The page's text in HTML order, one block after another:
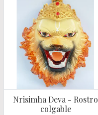
Nrisimha Deva - Rostro
colgable